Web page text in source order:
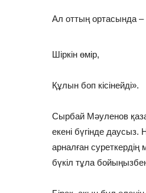
Ал оттың ортасында –
Шіркін өмір,
Құлын боп кісінейді».
Сырбай Мәуленов
екені бүгінде
арналған суреткердің
бүкіл тұла